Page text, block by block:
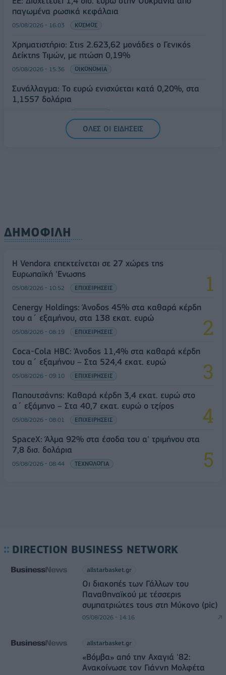
παγωμένα ρωσικά κεφάλαια
05/08/2026 - 16:03 ΚΟΣΜΟΣ
Χρηματιστήριο: Στις 2.623,62 μονάδες ο Γενικός
Δείκτης Τιμών, με πτώση 0,19%
05/08/2026 - 15:36 ΟΙΚΟΝΟΜΙΑ
Συνάλλαγμα: Το ευρώ ενισχύεται κατά 0,20%, στα
1,1557 δολάρια
ΟΛΕΣ ΟΙ ΕΙΔΗΣΕΙΣ
ΔΗΜΟΦΙΛΗ
Η Vendora επεκτείνεται σε 27 χώρες της
Ευρωπαϊκή 'Ενωσης
05/08/2026 - 10:52 ΕΠΙΧΕΙΡΗΣΕΙΣ
Cenergy Holdings: Άνοδος 45% στα καθαρά κέρδη
του α΄ εξαμήνου, στα 138 εκατ. ευρώ
05/08/2026 - 08:19 ΕΠΙΧΕΙΡΗΣΕΙΣ
Coca-Cola HBC: Άνοδος 11,4% στα καθαρά κέρδη
του α΄ εξαμήνου – Στα 524,4 εκατ. ευρώ
05/08/2026 - 09:10 ΕΠΙΧΕΙΡΗΣΕΙΣ
Παπουτσάνης: Καθαρά κέρδη 3,4 εκατ. ευρώ στο
α΄ εξάμηνο – Στα 40,7 εκατ. ευρώ ο τζίρος
05/08/2026 - 08:01 ΕΠΙΧΕΙΡΗΣΕΙΣ
SpaceX: Άλμα 92% στα έσοδα του α' τριμήνου στα
7,8 δισ. δολάρια
05/08/2026 - 08:44 ΤΕΧΝΟΛΟΓΙΑ
DIRECTION BUSINESS NETWORK
allstarbasket.gr
Οι διακοπές των Γάλλων του
Παναθηναϊκού με τέσσερις
συμπατριώτες τους στη Μύκονο (pic)
05/08/2026 - 14:16
allstarbasket.gr
«Βόμβα» από την Αχαγιά '82:
Ανακοίνωσε τον Γιάννη Μολφέτα